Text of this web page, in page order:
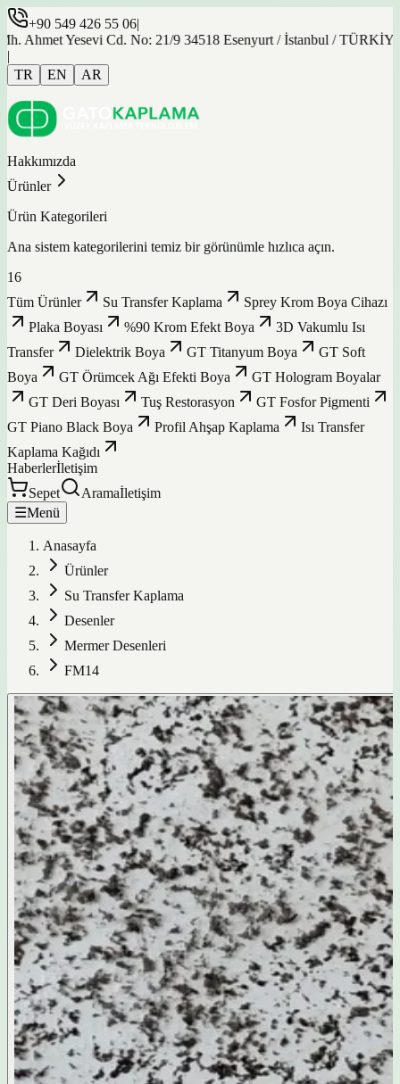
+90 549 426 55 06|
Yesevi Cd. No: 21/9 34518 Esenyurt / İstanbul / TÜRKİYE
|
TR
EN AR
Hakkımızda
Ürünler
Ürün Kategorileri
Ana sistem kategorilerini temiz bir görünümle hızlıca açın.
16
Tüm Ürünler
Su Transfer Kaplama
Sprey Krom Boya Cihazı
Plaka Boyası
%90 Krom Efekt Boya
3D Vakumlu Isı
Transfer
Dielektrik Boya GT Titanyum Boya
GT Soft
Boya
GT Örümcek Ağı Efekti Boya
GT Hologram Boyalar
GT Deri Boyası
Tuş Restorasyon
GT Fosfor Pigmenti
GT Piano Black Boya
Profil Ahşap Kaplama
Isı Transfer
Kaplama Kağıdı
Haberlerİletişim
Sepet
Aramaİletişim
☰Menü
Anasayfa
Ürünler
Su Transfer Kaplama
Desenler
Mermer Desenleri
FM14